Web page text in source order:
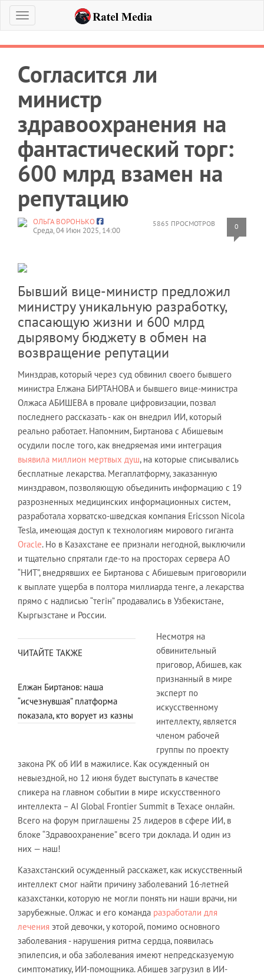
Меню
Согласится ли
министр
здравоохранения на
фантастический торг:
600 млрд взамен на
репутацию
5865 ПРОСМОТРОВ 0
ОЛЬГА ВОРОНЬКО
Среда, 04 Июн 2025, 14:00
Бывший вице-министр предложил
министру уникальную разработку,
спасающую жизни и 600 млрд
дырявому бюджету в обмен на
возвращение репутации
Минздрав, который через суд обвинил своего бывшего
министра Елжана БИРТАНОВА и бывшего вице-министра
Олжаса АБИШЕВА в провале цифровизации, позвал
последнего рассказать - как он внедрил ИИ, который
реально работает. Напомним, Биртанова с Абишевым
осудили после того, как внедряемая ими интеграция
выявила миллион мертвых душ, на которые списывались
бесплатные лекарства. Мегаплатформу, заказанную
минздравом, позволяющую объединить информацию с 19
разрозненных медицинских информационных систем,
разработала хорватско-шведская компания Ericsson Nicola
Tesla, имеющая доступ к технологиям мирового гиганта
Oracle. Но в Казахстане ее признали негодной, выключили
и тщательно спрятали где-то на просторах сервера АО
“НИТ”, внедрявших ее Биртанова с Абишевым приговорили
к выплате ущерба в полтора миллиарда тенге, а лекарства
прямо с надписью “тегін” продавались в Узбекистане,
Кыргызстане и России.
ЧИТАЙТЕ ТАКЖЕ
Елжан Биртанов: наша
“исчезнувшая” платформа
показала, кто ворует из казны
Несмотря на
обвинительный
приговор, Абишев, как
признанный в мире
эксперт по
искусственному
интеллекту, является
членом рабочей
группы по проекту
закона РК об ИИ в мажилисе. Как осужденный он
невыездной, но 12 июня будет выступать в качестве
спикера на главном событии в мире искусственного
интеллекта – AI Global Frontier Summit в Техасе онлайн.
Всего на форум приглашены 25 лидеров в сфере ИИ, в
блоке “Здравоохранение” всего три доклада. И один из
них — наш!
Казахстанский осужденный расскажет, как искусственный
интеллект смог найти причину заболеваний 16-летней
казахстанки, которую не могли понять ни наши врачи, ни
зарубежные. Олжас и его команда разработали для
лечения этой девочки, у которой, помимо основного
заболевания - нарушения ритма сердца, появилась
эпилепсия, и оба заболевания имеют непредсказуемую
симптоматику, ИИ-помощника. Абишев загрузил в ИИ-